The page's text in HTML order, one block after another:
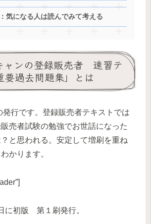
気になる人は読んでみて考える
ャンの登録販売者 速習テ
要過去問題集」とは
発行です。登録販売者テキストでは
売者試験の勉強でお世話になった
と思われる。安定して増刷を重ね
かります。
に初版 第１刷発行。